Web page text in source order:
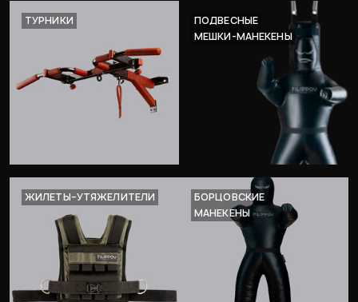
ТУРНИКИ
ПОДВЕСНЫЕ
МЕШКИ-МАНЕКЕНЫ
ЖИЛЕТЫ–УТЯЖЕЛИТЕЛИ
БОРЦОВСКИЕ
МАНЕКЕНЫ